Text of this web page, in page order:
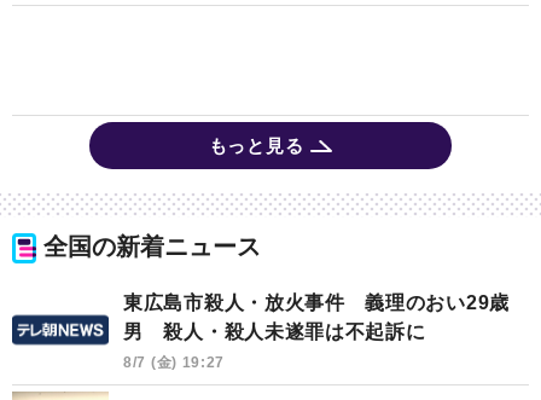
もっと見る
全国の新着ニュース
東広島市殺人・放火事件 義理のおい29歳
男 殺人・殺人未遂罪は不起訴に
8/7 (金) 19:27